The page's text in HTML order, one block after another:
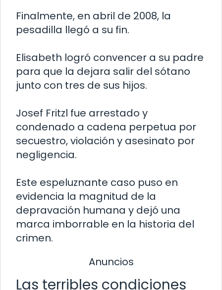
Finalmente, en abril de 2008, la
pesadilla llegó a su fin.
Elisabeth logró convencer a su padre
para que la dejara salir del sótano
junto con tres de sus hijos.
Josef Fritzl fue arrestado y
condenado a cadena perpetua por
secuestro, violación y asesinato por
negligencia.
Este espeluznante caso puso en
evidencia la magnitud de la
depravación humana y dejó una
marca imborrable en la historia del
crimen.
Anuncios
Las terribles condiciones